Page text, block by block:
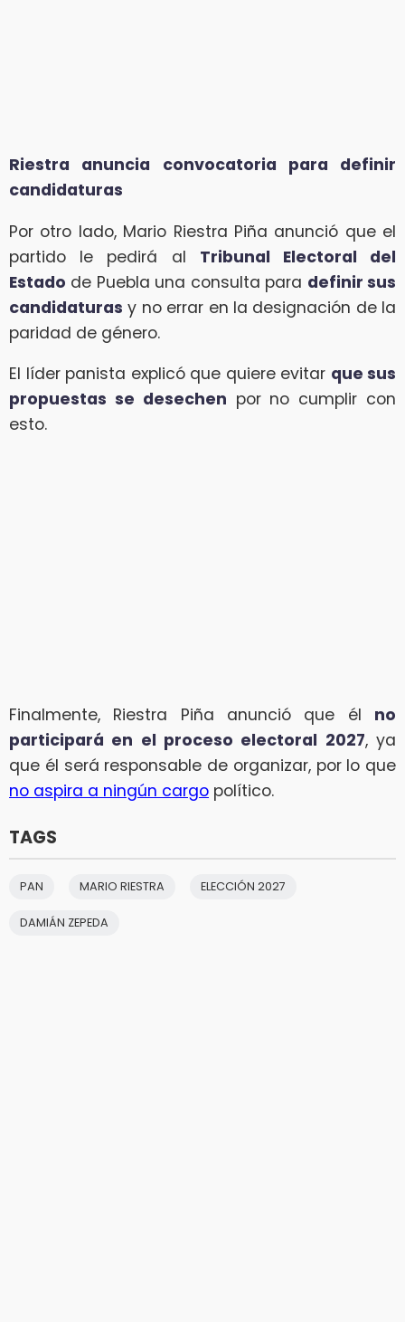
Riestra anuncia convocatoria para definir
candidaturas
Por otro lado, Mario Riestra Piña anunció que el
partido le pedirá al Tribunal Electoral del
Estado de Puebla una consulta para definir sus
candidaturas y no errar en la designación de la
paridad de género.
El líder panista explicó que quiere evitar que sus
propuestas se desechen por no cumplir con
esto.
Finalmente, Riestra Piña anunció que él no
participará en el proceso electoral 2027, ya
que él será responsable de organizar, por lo que
no aspira a ningún cargo político.
TAGS
PAN MARIO RIESTRA ELECCIÓN 2027
DAMIÁN ZEPEDA